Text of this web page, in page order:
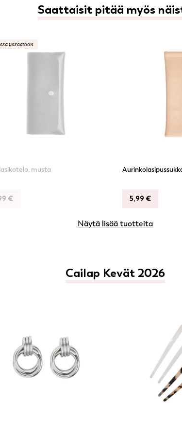
Saattaisit pitää myös
varastoon
musta
€ 5,99 €
Näytä lisää tuotteita
Cailap Kevät 2026